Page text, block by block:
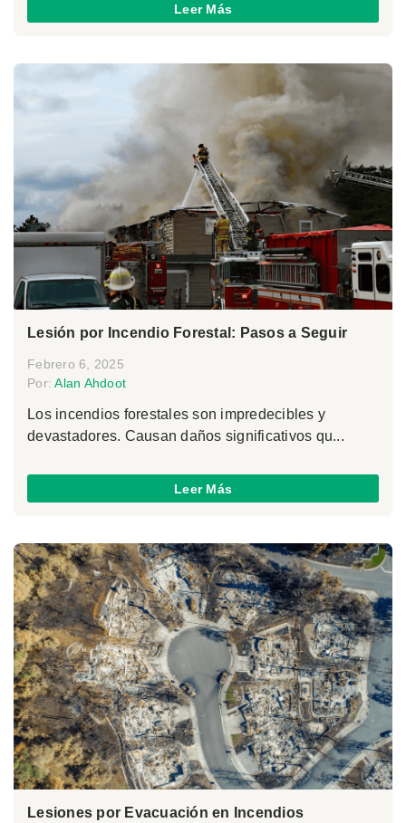
Leer Más
Lesión por Incendio Forestal: Pasos a Seguir
Febrero 6, 2025
Por:Alan Ahdoot
Los incendios forestales son impredecibles y
devastadores. Causan daños significativos qu...
Leer Más
Lesiones por Evacuación en Incendios